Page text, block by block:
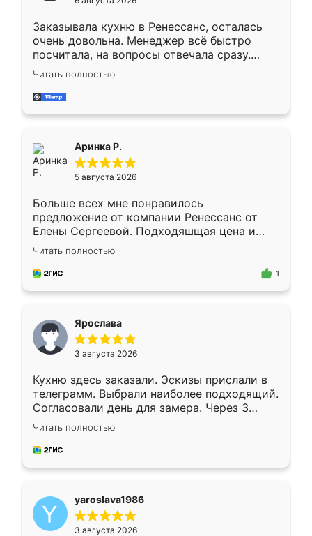
мебели буду заказывать только здесь.
Заказывала кухню в Ренессанс, осталась
очень довольна. Менеджер всё быстро
посчитала, на вопросы отвечала сразу.
Замерщик приехал в субботу, подошёл к
делу со всей ответственностью. Собрали
за день, ребята работали аккуратно, даже
Читать полностью
Аринка Р.
5 августа 2026
Больше всех мне понравилось
предложение от компании Ренессанс от
Елены Сергеевой. Подходяшщая цена и
короткие сроки изготовления. Приехавший
для замера сотрудник Владислав
предложил по моему эскизу самый
Читать полностью
1
Ярослава
3 августа 2026
Кухню здесь заказали. Эскизы прислали в
телеграмм. Выбрали наиболее подходящий.
Согласовали день для замера. Через 3
недели кухня была уже готова. Остались
довольны работой. Спасибо Ренессанс
мебель за качественную работу!
Читать полностью
yaroslava1986
3 августа 2026